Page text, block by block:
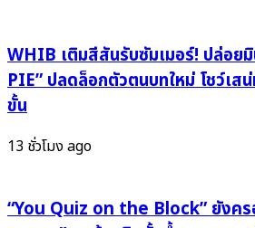
แรง
จาก
Khaosan
Sound
ปล่อย
เพลง
เคลือบ
วรรณคดี
มือ
เขย่า
หัวใจ
กระแส
ฟุ้ง
“Yesterday
WHIB เติมสีสันรับซัมเมอร์! ปล่อยมิ
PIE” ปลดล็อกตัวตนบทใหม่ โชว์เส
ขั้น
13 ชั่วโมง ago
“You Quiz on the Block” ยังคร